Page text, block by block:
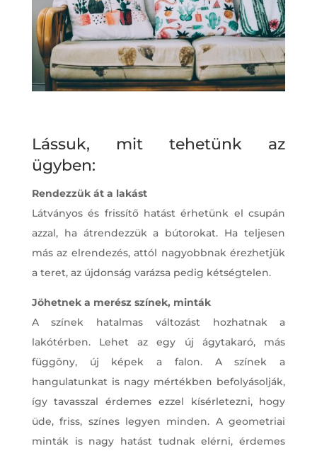
Lássuk, mit tehetünk az
ügyben:
Rendezzük át a lakást
Látványos és frissítő hatást érhetünk el csupán
azzal, ha átrendezzük a bútorokat. Ha teljesen
más az elrendezés, attól nagyobbnak érezhetjük
a teret, az újdonság varázsa pedig kétségtelen.
Jöhetnek a merész színek, minták
A színek hatalmas változást hozhatnak a
lakótérben. Lehet az egy új ágytakaró, más
függöny, új képek a falon. A színek a
hangulatunkat is nagy mértékben befolyásolják,
így tavasszal érdemes ezzel kísérletezni, hogy
üde, friss, színes legyen minden. A geometriai
minták is nagy hatást tudnak elérni, érdemes